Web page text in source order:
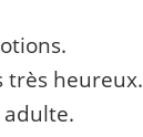
très heureux.
adulte.